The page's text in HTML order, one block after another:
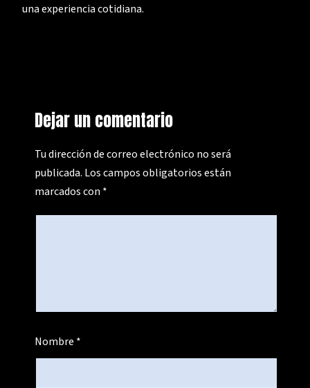
una experiencia cotidiana.
Dejar un comentario
Tu dirección de correo electrónico no será
publicada. Los campos obligatorios están
marcados con *
Nombre *